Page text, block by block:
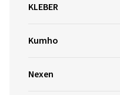
KLEBER
Kumho
Nexen